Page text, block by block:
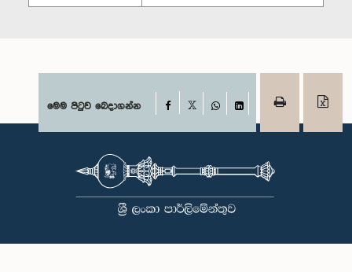
මෙම පිටුව බෙදාගන්න Facebook
WhatsAppLinkedIn